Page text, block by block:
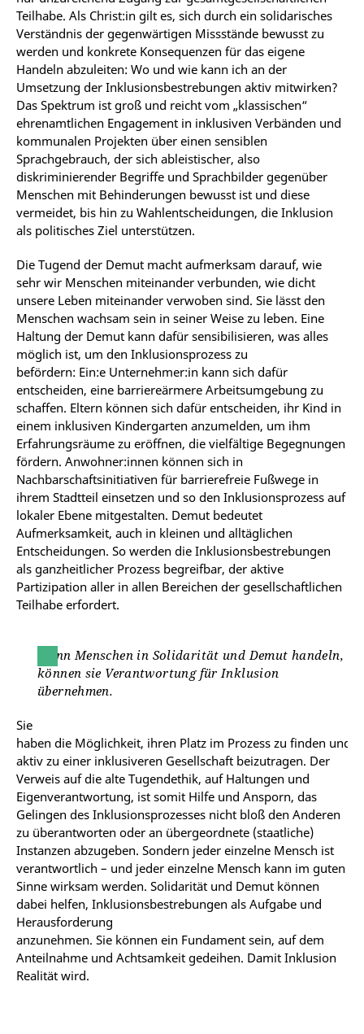
Teilhabe. Als Christ:in gilt es, sich durch ein solidarisches
Verständnis der gegenwärtigen Missstände bewusst zu
werden und konkrete Konsequenzen für das eigene
Handeln abzuleiten: Wo und wie kann ich an der
Umsetzung der Inklusionsbestrebungen aktiv mitwirken?
Das Spektrum ist groß und reicht vom „klassischen“
ehrenamtlichen Engagement in inklusiven Verbänden und
kommunalen Projekten über einen sensiblen
Sprachgebrauch, der sich ableistischer, also
diskriminierender Begriffe und Sprachbilder gegenüber
Menschen mit Behinderungen bewusst ist und diese
vermeidet, bis hin zu Wahlentscheidungen, die Inklusion
als politisches Ziel unterstützen.
Die Tugend der Demut macht aufmerksam darauf, wie
sehr wir Menschen miteinander verbunden, wie dicht
unsere Leben miteinander verwoben sind. Sie lässt den
Menschen wachsam sein in seiner Weise zu leben. Eine
Haltung der Demut kann dafür sensibilisieren, was alles
möglich ist, um den Inklusionsprozess zu
befördern: Ein:e Unternehmer:in kann sich dafür
entscheiden, eine barriereärmere Arbeitsumgebung zu
schaffen. Eltern können sich dafür entscheiden, ihr Kind in
einem inklusiven Kindergarten anzumelden, um ihm
Erfahrungsräume zu eröffnen, die vielfältige Begegnungen
fördern. Anwohner:innen können sich in
Nachbarschaftsinitiativen für barrierefreie Fußwege in
ihrem Stadtteil einsetzen und so den Inklusionsprozess auf
lokaler Ebene mitgestalten. Demut bedeutet
Aufmerksamkeit, auch in kleinen und alltäglichen
Entscheidungen. So werden die Inklusionsbestrebungen
als ganzheitlicher Prozess begreifbar, der aktive
Partizipation aller in allen Bereichen der gesellschaftlichen
Teilhabe erfordert.
Wenn Menschen in Solidarität und Demut handeln,
können sie Verantwortung für Inklusion
übernehmen.
Sie
haben die Möglichkeit, ihren Platz im Prozess zu finden und
aktiv zu einer inklusiveren Gesellschaft beizutragen. Der
Verweis auf die alte Tugendethik, auf Haltungen und
Eigenverantwortung, ist somit Hilfe und Ansporn, das
Gelingen des Inklusionsprozesses nicht bloß den Anderen
zu überantworten oder an übergeordnete (staatliche)
Instanzen abzugeben. Sondern jeder einzelne Mensch ist
verantwortlich – und jeder einzelne Mensch kann im guten
Sinne wirksam werden. Solidarität und Demut können
dabei helfen, Inklusionsbestrebungen als Aufgabe und
Herausforderung
anzunehmen. Sie können ein Fundament sein, auf dem
Anteilnahme und Achtsamkeit gedeihen. Damit Inklusion
Realität wird.